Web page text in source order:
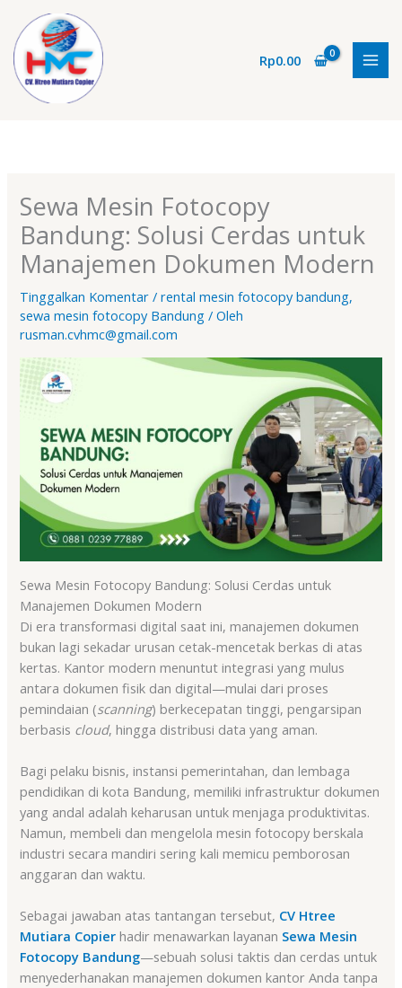
konten
Rp0.00
Sewa Mesin Fotocopy
Bandung: Solusi Cerdas untuk
Manajemen Dokumen Modern
Tinggalkan Komentar /rental mesin fotocopy bandung,
sewa mesin fotocopy Bandung / Oleh
rusman.cvhmc@gmail.com
Sewa Mesin Fotocopy Bandung: Solusi Cerdas untuk
Manajemen Dokumen Modern
Di era transformasi digital saat ini, manajemen dokumen
bukan lagi sekadar urusan cetak-mencetak berkas di atas
kertas. Kantor modern menuntut integrasi yang mulus
antara dokumen fisik dan digital—mulai dari proses
pemindaian (scanning) berkecepatan tinggi, pengarsipan
berbasis cloud, hingga distribusi data yang aman.
Bagi pelaku bisnis, instansi pemerintahan, dan lembaga
pendidikan di kota Bandung, memiliki infrastruktur dokumen
yang andal adalah keharusan untuk menjaga produktivitas.
Namun, membeli dan mengelola mesin fotocopy berskala
industri secara mandiri sering kali memicu pemborosan
anggaran dan waktu.
Sebagai jawaban atas tantangan tersebut, CV Htree
Mutiara Copier hadir menawarkan layanan Sewa Mesin
Fotocopy Bandung—sebuah solusi taktis dan cerdas untuk
menyederhanakan manajemen dokumen kantor Anda tanpa